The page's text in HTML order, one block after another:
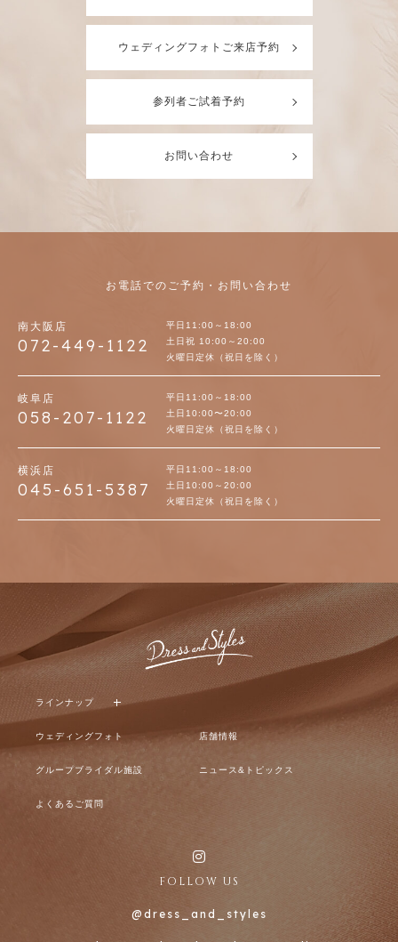
ウェディングフォトご来店予約
参列者ご試着予約
お問い合わせ
お電話でのご予約・お問い合わせ
南大阪店
072-449-1122
平日11:00～18:00
土日祝 10:00～20:00
火曜日定休（祝日を除く）
岐阜店
058-207-1122
平日11:00～18:00
土日10:00〜20:00
火曜日定休（祝日を除く）
横浜店
045-651-5387
平日11:00～18:00
土日10:00～20:00
火曜日定休（祝日を除く）
ラインナップ
ウェディングフォト 店舗情報
グループブライダル施設 ニュース&トピックス
よくあるご質問
FOLLOW US
@dress_and_styles